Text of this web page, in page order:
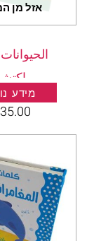
אזל מן
מידע
35.00